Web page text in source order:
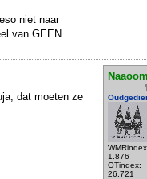
niet naar
van GEEN
1.876
OTindex:
26.721
dat moeten ze